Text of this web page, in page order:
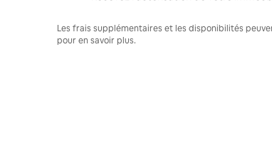
Les frais supplémentaires et les disponibilités
pour en savoir plus.